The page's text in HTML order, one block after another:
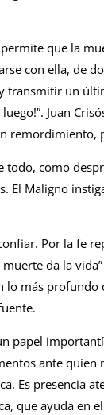
que la
con ella, de
transmitir un
Juan
remordimiento,
todo, como
El Maligno
Por la fe
da la
lo más
papel
ante quien
Es presencia
que ayuda en